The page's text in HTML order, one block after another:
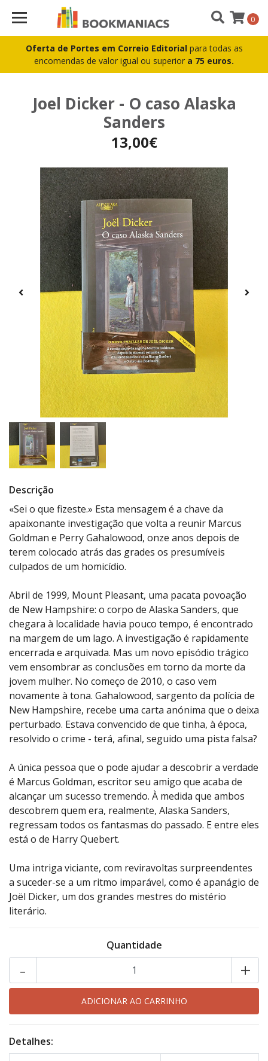
Oferta de Portes em Correio Editorial para todas as
encomendas de valor igual ou superior a 75 euros.
0
Joel Dicker - O caso Alaska
Sanders
13,00€
Descrição
«Sei o que fizeste.» Esta mensagem é a chave da
apaixonante investigação que volta a reunir Marcus
Goldman e Perry Gahalowood, onze anos depois de
terem colocado atrás das grades os presumíveis
culpados de um homicídio.
Abril de 1999, Mount Pleasant, uma pacata povoação
de New Hampshire: o corpo de Alaska Sanders, que
chegara à localidade havia pouco tempo, é encontrado
na margem de um lago. A investigação é rapidamente
encerrada e arquivada. Mas um novo episódio trágico
vem ensombrar as conclusões em torno da morte da
jovem mulher. No começo de 2010, o caso vem
novamente à tona. Gahalowood, sargento da polícia de
New Hampshire, recebe uma carta anónima que o deixa
perturbado. Estava convencido de que tinha, à época,
resolvido o crime - terá, afinal, seguido uma pista falsa?
A única pessoa que o pode ajudar a descobrir a verdade
é Marcus Goldman, escritor seu amigo que acaba de
alcançar um sucesso tremendo. À medida que ambos
descobrem quem era, realmente, Alaska Sanders,
regressam todos os fantasmas do passado. E entre eles
está o de Harry Quebert.
Uma intriga viciante, com reviravoltas surpreendentes
a suceder-se a um ritmo imparável, como é apanágio de
Joël Dicker, um dos grandes mestres do mistério
literário.
Quantidade
+
-
Detalhes: